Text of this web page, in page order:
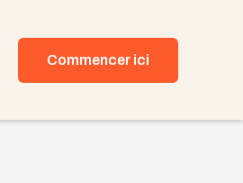
Commencer ici